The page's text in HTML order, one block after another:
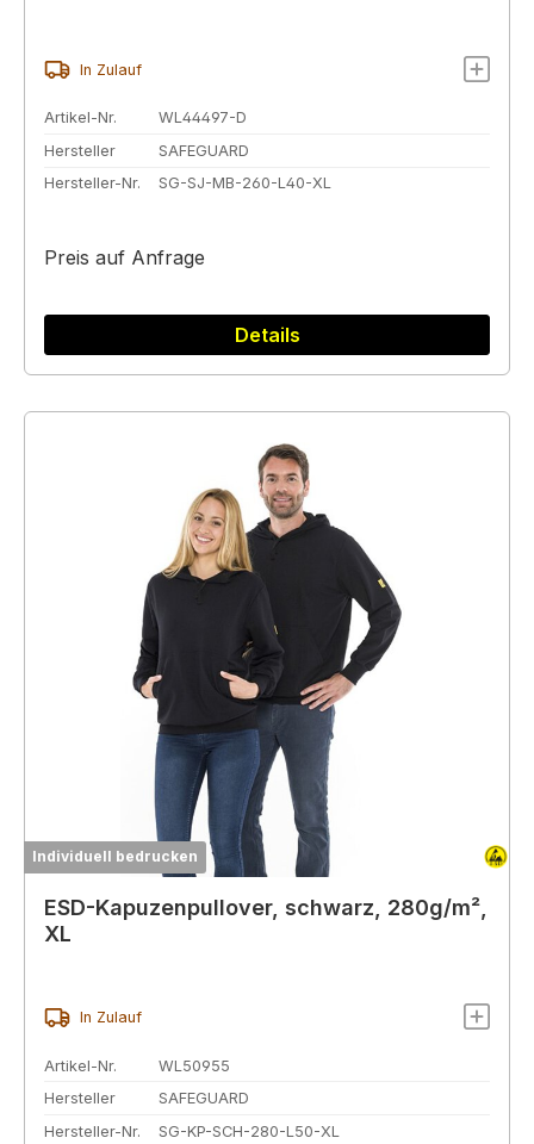
In Zulauf
Artikel-Nr.
WL44497-D
Hersteller
SAFEGUARD
Hersteller-Nr.
SG-SJ-MB-260-L40-XL
Preis auf Anfrage
Details
Individuell bedrucken
ESD-Kapuzenpullover, schwarz, 280g/m²,
XL
In Zulauf
Artikel-Nr.
WL50955
Hersteller
SAFEGUARD
Hersteller-Nr.
SG-KP-SCH-280-L50-XL